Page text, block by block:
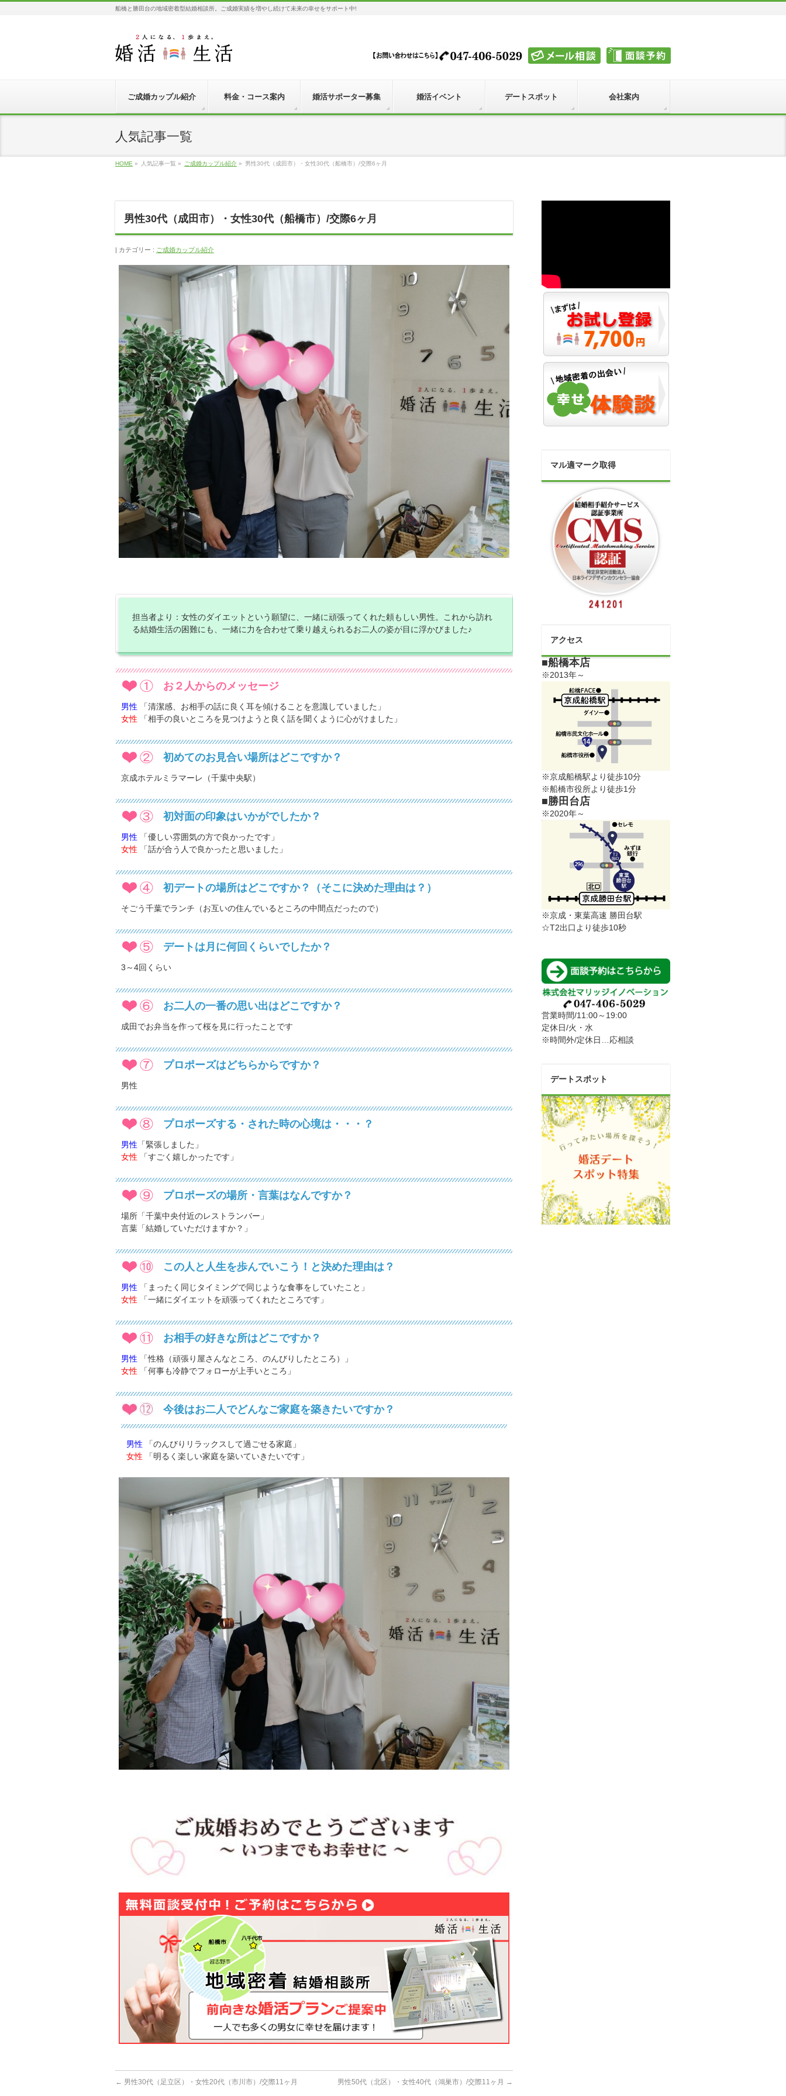
船橋と勝田台の地域密着型結婚相談所。ご成婚実績を増やし続けて未来の幸せをサポート中!
ご成婚カップル紹介 料金・コース案内 婚活サポーター募集 婚活イベント デートスポット 会社案内
人気記事一覧
HOME » 人気記事一覧 » ご成婚カップル紹介 » 男性30代（成田市）・女性30代（船橋市）/交際6ヶ月
男性30代（成田市）・女性30代（船橋市）/交際6ヶ月
カテゴリー : ご成婚カップル紹介
担当者より：女性のダイエットという願望に、一緒に頑張ってくれた頼もしい男性。これから訪れ
る結婚生活の困難にも、一緒に力を合わせて乗り越えられるお二人の姿が目に浮かびました♪
お２人からのメッセージ
男性 「清潔感、お相手の話に良く耳を傾けることを意識していました」
女性 「相手の良いところを見つけようと良く話を聞くように心がけました」
初めてのお見合い場所はどこですか？
京成ホテルミラマーレ（千葉中央駅）
初対面の印象はいかがでしたか？
男性 「優しい雰囲気の方で良かったです」
女性 「話が合う人で良かったと思いました」
初デートの場所はどこですか？（そこに決めた理由は？）
そごう千葉でランチ（お互いの住んでいるところの中間点だったので）
デートは月に何回くらいでしたか？
3～4回くらい
お二人の一番の思い出はどこですか？
成田でお弁当を作って桜を見に行ったことです
プロポーズはどちらからですか？
男性
プロポーズする・された時の心境は・・・？
男性 「緊張しました」
女性 「すごく嬉しかったです」
プロポーズの場所・言葉はなんですか？
場所「千葉中央付近のレストランバー」
言葉「結婚していただけますか？」
この人と人生を歩んでいこう！と決めた理由は？
男性 「まったく同じタイミングで同じような食事をしていたこと」
女性 「一緒にダイエットを頑張ってくれたところです」
お相手の好きな所はどこですか？
男性 「性格（頑張り屋さんなところ、のんびりしたところ）」
女性 「何事も冷静でフォローが上手いところ」
今後はお二人でどんなご家庭を築きたいですか？
男性 「のんびりリラックスして過ごせる家庭」
女性 「明るく楽しい家庭を築いていきたいです」
← 男性30代（足立区）・女性20代（市川市）/交際11ヶ月 男性50代（北区）・女性40代（鴻巣市）/交際11ヶ月 →
マル適マーク取得
アクセス
■船橋本店
※2013年～
※京成船橋駅より徒歩10分
※船橋市役所より徒歩1分
■勝田台店
※2020年～
※京成・東葉高速 勝田台駅
☆T2出口より徒歩10秒
営業時間/11:00～19:00
定休日/火・水
※時間外/定休日…応相談
デートスポット